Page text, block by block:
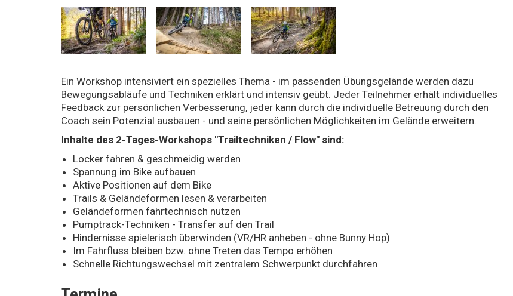
Ein Workshop intensiviert ein spezielles Thema - im passenden Übungsgelände werden dazu
Bewegungsabläufe und Techniken erklärt und intensiv geübt. Jeder Teilnehmer erhält individuelles
Feedback zur persönlichen Verbesserung, jeder kann durch die individuelle Betreuung durch den
Coach sein Potenzial ausbauen - und seine persönlichen Möglichkeiten im Gelände erweitern.
Inhalte des 2-Tages-Workshops "Trailtechniken / Flow" sind:
Locker fahren & geschmeidig werden
Spannung im Bike aufbauen
Aktive Positionen auf dem Bike
Trails & Geländeformen lesen & verarbeiten
Geländeformen fahrtechnisch nutzen
Pumptrack-Techniken - Transfer auf den Trail
Hindernisse spielerisch überwinden (VR/HR anheben - ohne Bunny Hop)
Im Fahrfluss bleiben bzw. ohne Treten das Tempo erhöhen
Schnelle Richtungswechsel mit zentralem Schwerpunkt durchfahren